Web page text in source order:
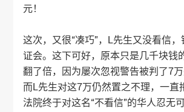
元！
这次，又很“凑巧”，L先生又没看信
证会。这下可好，原本只是几千块钱
翻了倍，因为屡次忽视警告被判了7万
而L先生对这7万仍然置之不理，一直
法院终于对这名“不看信”的华人忍无